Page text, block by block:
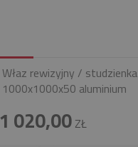
Właz rewizyjny / studzienka
1000x1000x50 aluminium
1 020,00ZŁ